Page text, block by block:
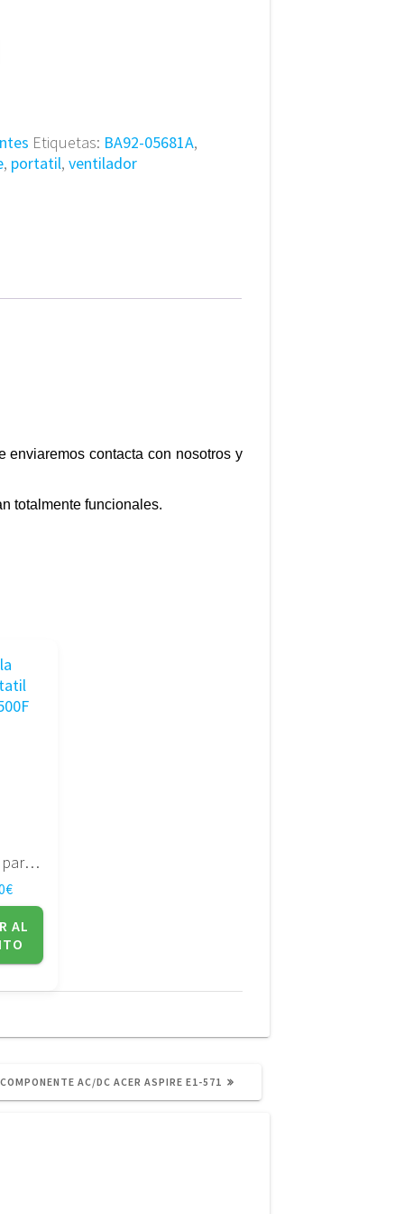
Etiquetas: BA92-05681A,
, portatil, ventilador
enviaremos contacta con nosotros y
totalmente funcionales.
Pantalla para portatil LTM14C500F Toshiba
€
AL
COMPONENTE AC/DC ACER ASPIRE E1-571